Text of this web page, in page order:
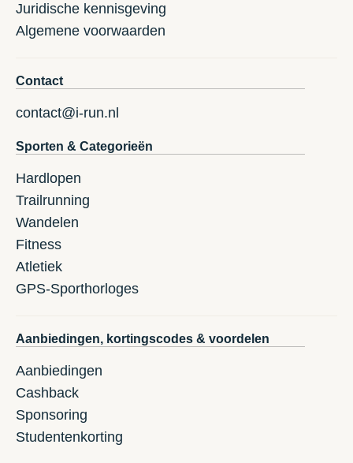
Juridische kennisgeving
Algemene voorwaarden
Contact
contact@i-run.nl
Sporten & Categorieën
Hardlopen
Trailrunning
Wandelen
Fitness
Atletiek
GPS-Sporthorloges
Aanbiedingen, kortingscodes & voordelen
Aanbiedingen
Cashback
Sponsoring
Studentenkorting